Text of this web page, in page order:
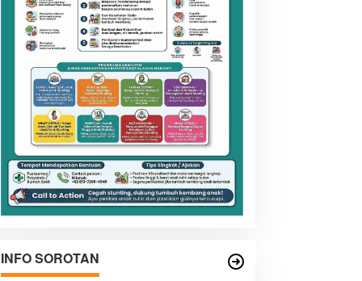
INFO SOROTAN